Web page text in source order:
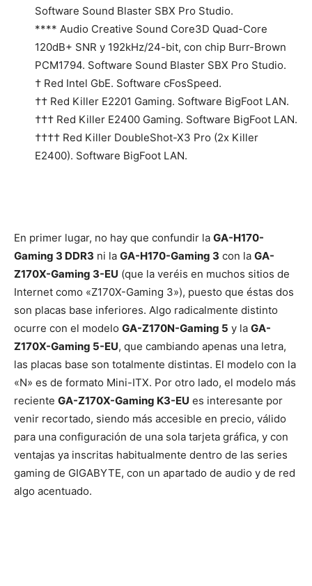
Software Sound Blaster SBX Pro Studio.
**** Audio Creative Sound Core3D Quad-Core
120dB+ SNR y 192kHz/24-bit, con chip Burr-Brown
PCM1794. Software Sound Blaster SBX Pro Studio.
† Red Intel GbE. Software cFosSpeed.
†† Red Killer E2201 Gaming. Software BigFoot LAN.
††† Red Killer E2400 Gaming. Software BigFoot LAN.
†††† Red Killer DoubleShot-X3 Pro (2x Killer
E2400). Software BigFoot LAN.
En primer lugar, no hay que confundir la GA-H170-
Gaming 3 DDR3 ni la GA-H170-Gaming 3 con la GA-
Z170X-Gaming 3-EU (que la veréis en muchos sitios de
Internet como «Z170X-Gaming 3»), puesto que éstas dos
son placas base inferiores. Algo radicalmente distinto
ocurre con el modelo GA-Z170N-Gaming 5 y la GA-
Z170X-Gaming 5-EU, que cambiando apenas una letra,
las placas base son totalmente distintas. El modelo con la
«N» es de formato Mini-ITX. Por otro lado, el modelo más
reciente GA-Z170X-Gaming K3-EU es interesante por
venir recortado, siendo más accesible en precio, válido
para una configuración de una sola tarjeta gráfica, y con
ventajas ya inscritas habitualmente dentro de las series
gaming de GIGABYTE, con un apartado de audio y de red
algo acentuado.